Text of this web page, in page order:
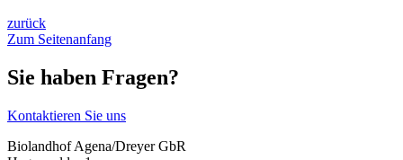
zurück
Zum Seitenanfang
Sie haben Fragen?
Kontaktieren Sie uns
Biolandhof Agena/Dreyer GbR